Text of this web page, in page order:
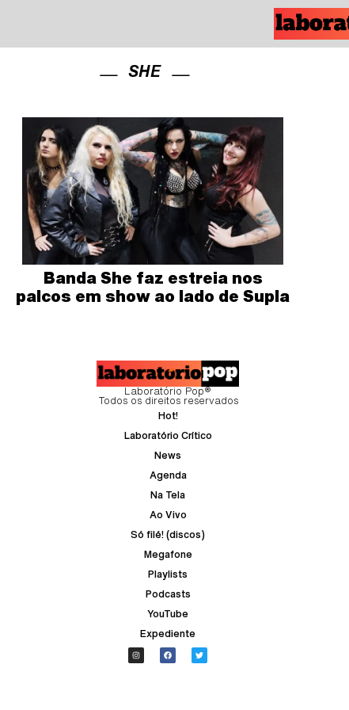
SHE
Banda She faz estreia nos
palcos em show ao lado de Supla
Laboratório Pop®
Todos os direitos reservados
Hot!
Laboratório Crítico
News
Agenda
Na Tela
Ao Vivo
Só filé! (discos)
Megafone
Playlists
Podcasts
YouTube
Expediente